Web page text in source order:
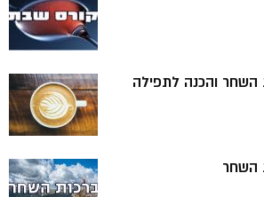
השחר והכנה לתפילה
השחר